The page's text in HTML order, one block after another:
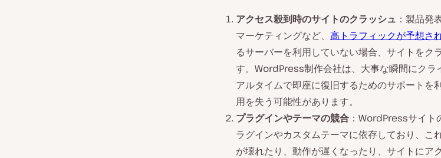
アクセス殺到時のサイトのクラッシュ ：製品発
マーケティングなど、 高トラフィックが予想さ
るサーバーを利用していない場合、サイトをク
す。WordPress制作会社は、大事な瞬間にクラ
アルタイムで即座に復旧するためのサポートを
用を失う可能性があります。
プラグインやテーマの競合 ：WordPressサイ
ラグインやカスタムテーマに依存しており、こ
が壊れたり、動作が遅くなったり、サイトにア